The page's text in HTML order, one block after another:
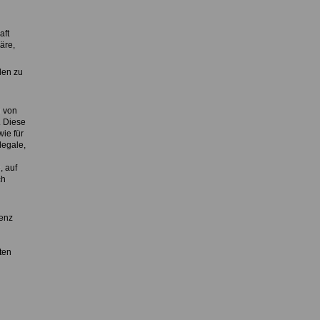
zu
von
Diese
für
auf